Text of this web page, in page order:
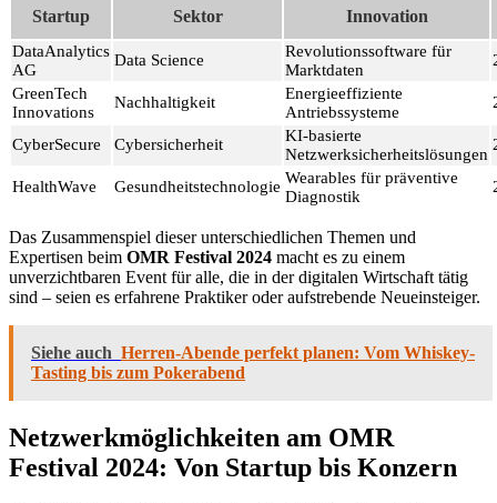
Startup Sektor Innovation
DataAnalytics
AG
Data Science
Revolutionssoftware für
Marktdaten
GreenTech
Innovations
Nachhaltigkeit
Energieeffiziente
Antriebssysteme
CyberSecure Cybersicherheit
KI-basierte
Netzwerksicherheitslösungen
HealthWave Gesundheitstechnologie Wearables für präventive
Diagnostik
Das Zusammenspiel dieser unterschiedlichen Themen und
Expertisen beim OMR Festival 2024 macht es zu einem
unverzichtbaren Event für alle, die in der digitalen Wirtschaft tätig
sind – seien es erfahrene Praktiker oder aufstrebende Neueinsteiger.
Siehe auch Herren-Abende perfekt planen: Vom Whiskey-
Tasting bis zum Pokerabend
Netzwerkmöglichkeiten am OMR
Festival 2024: Von Startup bis Konzern